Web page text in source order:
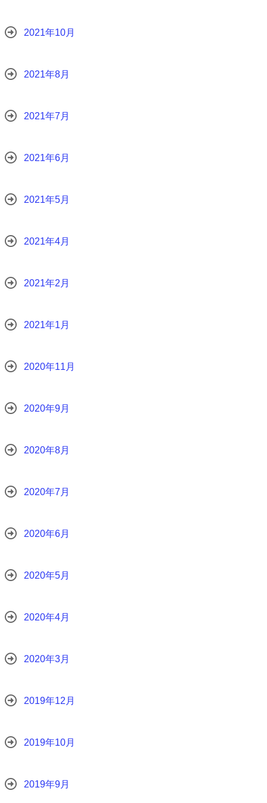
2021年10月
2021年8月
2021年7月
2021年6月
2021年5月
2021年4月
2021年2月
2021年1月
2020年11月
2020年9月
2020年8月
2020年7月
2020年6月
2020年5月
2020年4月
2020年3月
2019年12月
2019年10月
2019年9月